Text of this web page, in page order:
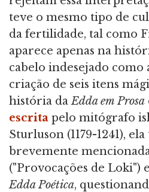
teve o mesmo tipo de
da fertilidade, tal como
aparece apenas na
cabelo indesejado como
criação de seis itens
história daEdda em Prosa
escrita pelo mitógrafo
Sturluson (1179-1241),
brevemente
("Provocações de Loki")
Edda Poética,